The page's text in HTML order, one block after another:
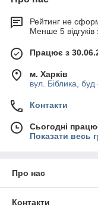
Рейтинг не
Менше 5 відгуків
Працює з
м. Харків
вул. Біблика, буд
Контакти
Сьогодні
Показати весь
Про нас
Контакти